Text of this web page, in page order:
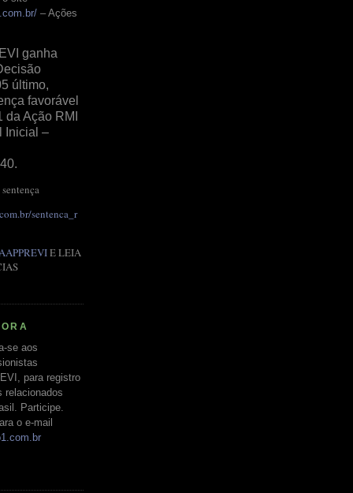
– Ações
ganha
último,
favorável
da Ação RMI
Inicial –
sentenca_r
AAPPREVIE LEIA
se aos
para registro
relacionados
Participe.
o e-mail